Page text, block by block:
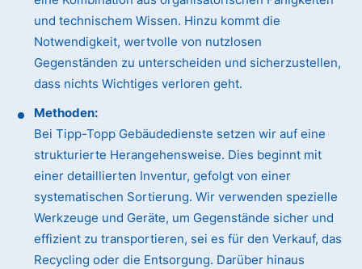
und technischem Wissen. Hinzu kommt die
Notwendigkeit, wertvolle von nutzlosen
Gegenständen zu unterscheiden und sicherzustellen,
dass nichts Wichtiges verloren geht.
Methoden:
Bei Tipp-Topp Gebäudedienste setzen wir auf eine
strukturierte Herangehensweise. Dies beginnt mit
einer detaillierten Inventur, gefolgt von einer
systematischen Sortierung. Wir verwenden spezielle
Werkzeuge und Geräte, um Gegenstände sicher und
effizient zu transportieren, sei es für den Verkauf, das
Recycling oder die Entsorgung. Darüber hinaus